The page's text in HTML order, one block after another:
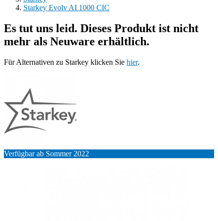
Starkey Evolv AI 1000 CIC
Es tut uns leid. Dieses Produkt ist nicht
mehr als Neuware erhältlich.
Für Alternativen zu Starkey klicken Sie hier.
Verfügbar ab Sommer 2022